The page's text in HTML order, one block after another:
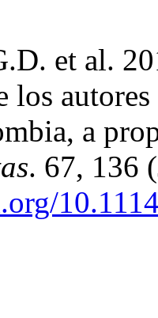
et al.
los
a
. 67, 136